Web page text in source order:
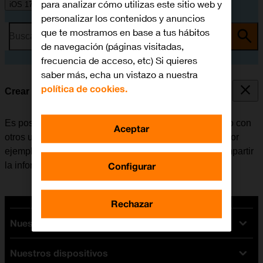
iOS 17
Busca por problema o tema
Crear un póster de contacto
Es posible crear un póster de contacto para compartirlo con
otros usuarios de Apple en los que seas su contacto, por
ejemplo, al efectuar llamadas, enviar iMessages o compartir
la información de contacto a través de NameDrop.
Nuestras tarifas
Tarifas Orange
Nuestros dispositivos
para analizar cómo utilizas este sitio web y
personalizar los contenidos y anuncios
que te mostramos en base a tus hábitos
de navegación (páginas visitadas,
frecuencia de acceso, etc) Si quieres
saber más, echa un vistazo a nuestra
política de cookies.
Configurar
Rechazar
Aceptar